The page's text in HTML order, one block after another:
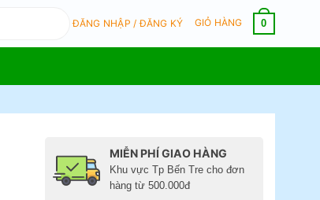
ĐĂNG NHẬP / ĐĂNG KÝ GIỎ HÀNG 0
MIỄN PHÍ GIAO HÀNG
Khu vực Tp Bến Tre cho đơn
hàng từ 500.000đ